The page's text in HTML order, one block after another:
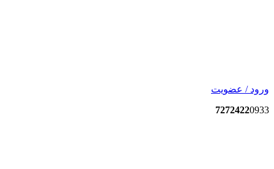
ورود / عضویت
72724220933